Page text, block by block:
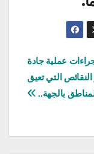
عملية جادة
النقائص التي تعيق
بالجهة..